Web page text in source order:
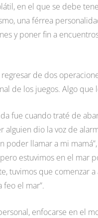
en el que se debe
una férrea
y poner fin a
de dos
de los juegos. Algo
fue cuando traté de
dio la voz de
poder llamar a mi
estuvimos en el mar
tuvimos que comenzar
el mar”.
enfocarse en el